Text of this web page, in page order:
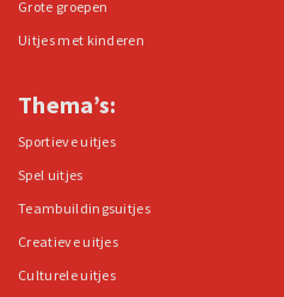
Grote groepen
Uitjes met kinderen
Thema’s:
Sportieve uitjes
Spel uitjes
Teambuildingsuitjes
Creatieve uitjes
Culturele uitjes